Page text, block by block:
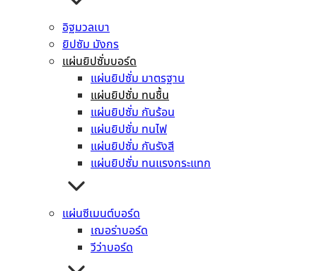
อิฐมวลเบา
ยิปซัม มังกร
แผ่นยิปซั่มบอร์ด
แผ่นยิปซั่ม มาตรฐาน
แผ่นยิปซั่ม ทนชื้น
แผ่นยิปซั่ม กันร้อน
แผ่นยิปซั่ม ทนไฟ
แผ่นยิปซั่ม กันรังสี
แผ่นยิปซั่ม ทนแรงกระแทก
แผ่นซีเมนต์บอร์ด
เฌอร่าบอร์ด
วีว่าบอร์ด
อ่านเพิ่ม
หมวดหมู่สินค้า
ยิปซัม มังกร
ปูนซีเมนต์ ปูนกาว คอนกรีต
คอนกรีต
ปูนก่อ ฉาบ เท
ปูนซีเมนต์สำเร็จรูป (มอร์ตาร์)
เมทัลชีท
เมทัลชีท บลูสโคป
เมทัลชีท เหล็กนอก